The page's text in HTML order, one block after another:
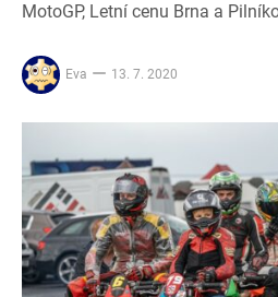
MotoGP, Letní cenu Brna a
Eva 13. 7. 2020